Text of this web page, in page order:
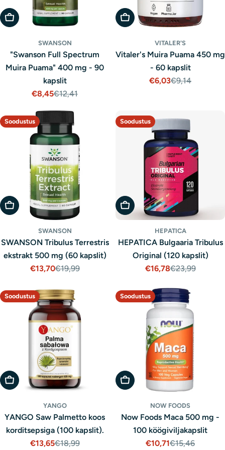
Lisa Ostukorvi
SWANSON
"Swanson Full Spectrum
Muira Puama" 400 mg - 90
kapslit
Müügihind
€8,45Tavaline
€12,41
Lisa Ostukorvi
VITALER'S
Vitaler's Muira Puama 450 mg
- 60 kapslit
Müügihind
€6,03Tavaline
€9,14
Soodustus
Lisa Ostukorvi
SWANSON
SWANSON Tribulus Terrestris
ekstrakt 500 mg (60 kapslit)
Müügihind
€13,70Tavaline
€19,99
Soodustus
Lisa Ostukorvi
HEPATICA
HEPATICA Bulgaaria Tribulus
Original (120 kapslit)
Müügihind
€16,78Tavaline
€23,99
Soodustus
Lisa Ostukorvi
YANGO
YANGO Saw Palmetto koos
korditsepsiga (100 kapslit).
Müügihind
€13,65Tavaline
€18,99
Soodustus
Lisa Ostukorvi
NOW FOODS
Now Foods Maca 500 mg -
100 köögiviljakapslit
Müügihind
€10,71Tavaline
€15,46